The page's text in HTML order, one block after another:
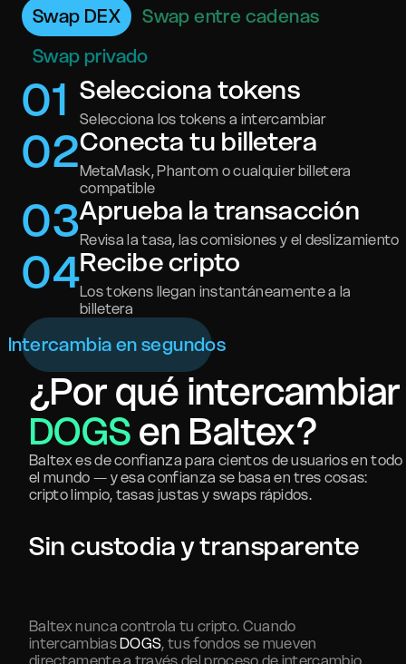
Swap DEX
Swap entre cadenas
Swap privado
01 Selecciona tokens
Selecciona los tokens a intercambiar
02Conecta tu billetera
MetaMask, Phantom o cualquier billetera
compatible
03Aprueba la transacción
Revisa la tasa, las comisiones y el deslizamiento
04Recibe cripto
Los tokens llegan instantáneamente a la
billetera
Intercambia en segundos
¿Por qué intercambiar
DOGSen Baltex?
Baltex es de confianza para cientos de usuarios en todo
el mundo — y esa confianza se basa en tres cosas:
cripto limpio, tasas justas y swaps rápidos.
Sin custodia y transparente
Baltex nunca controla tu cripto. Cuando
intercambiasDOGS, tus fondos se mueven
directamente a través del proceso de intercambio